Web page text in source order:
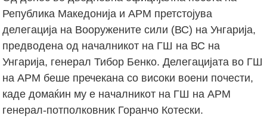
Република Македонија и АРМ претстојува
делегација на Вооружените сили (ВС) на Унгарија,
предводена од началникот на ГШ на ВС на
Унгарија, генерал Тибор Бенко. Делегацијата во ГШ
на АРМ беше пречекана со високи воени почести,
каде домаќин му е началникот на ГШ на АРМ
генерал-потполковник Горанчо Котески.